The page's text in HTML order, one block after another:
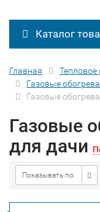
Каталог
Главная Тепловое
Газовые
Газовые
Газовые
для дачи
Показывать по: